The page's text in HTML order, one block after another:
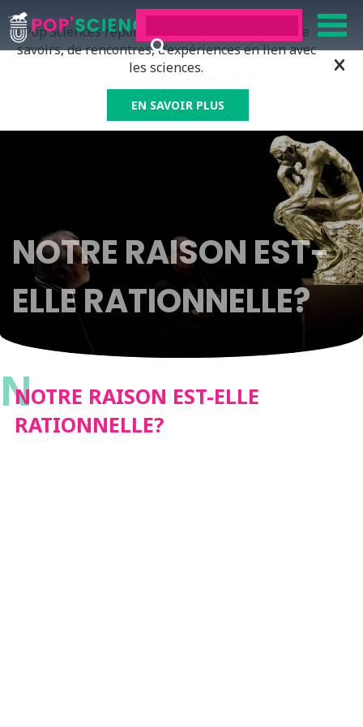
Pop’Sciences répond à tous ceux qui ont soif de
savoirs, de rencontres, d’expériences en lien avec
les sciences.
EN SAVOIR PLUS
NOTRE RAISON EST-
ELLE RATIONNELLE?
N
NOTRE RAISON EST-ELLE
RATIONNELLE?